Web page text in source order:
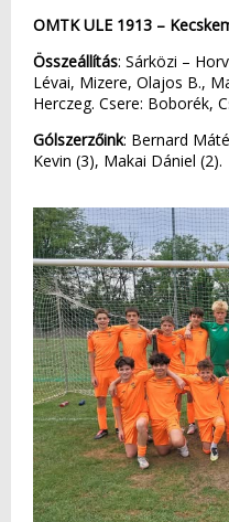
OMTK ULE 1913 –
Összeállítás: Sárközi –
Lévai, Mizere, Olajos B.,
Herczeg. Csere: Boborék,
Gólszerzőink: Bernard
Kevin (3), Makai Dániel (2).